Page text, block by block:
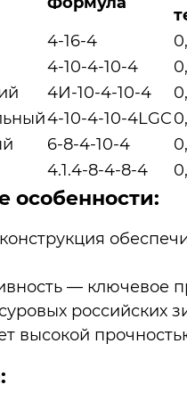
4-16-4
4-10-4-10-4
4И-10-4-10-4
4-10-4-10-4LGC
6-8-4-10-4
4.1.4-8-4-8-4
особенности:
— ключевое
российских
высокой